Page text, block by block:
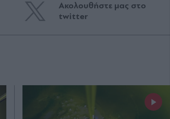
Ακολουθήστε μας στο
twitter